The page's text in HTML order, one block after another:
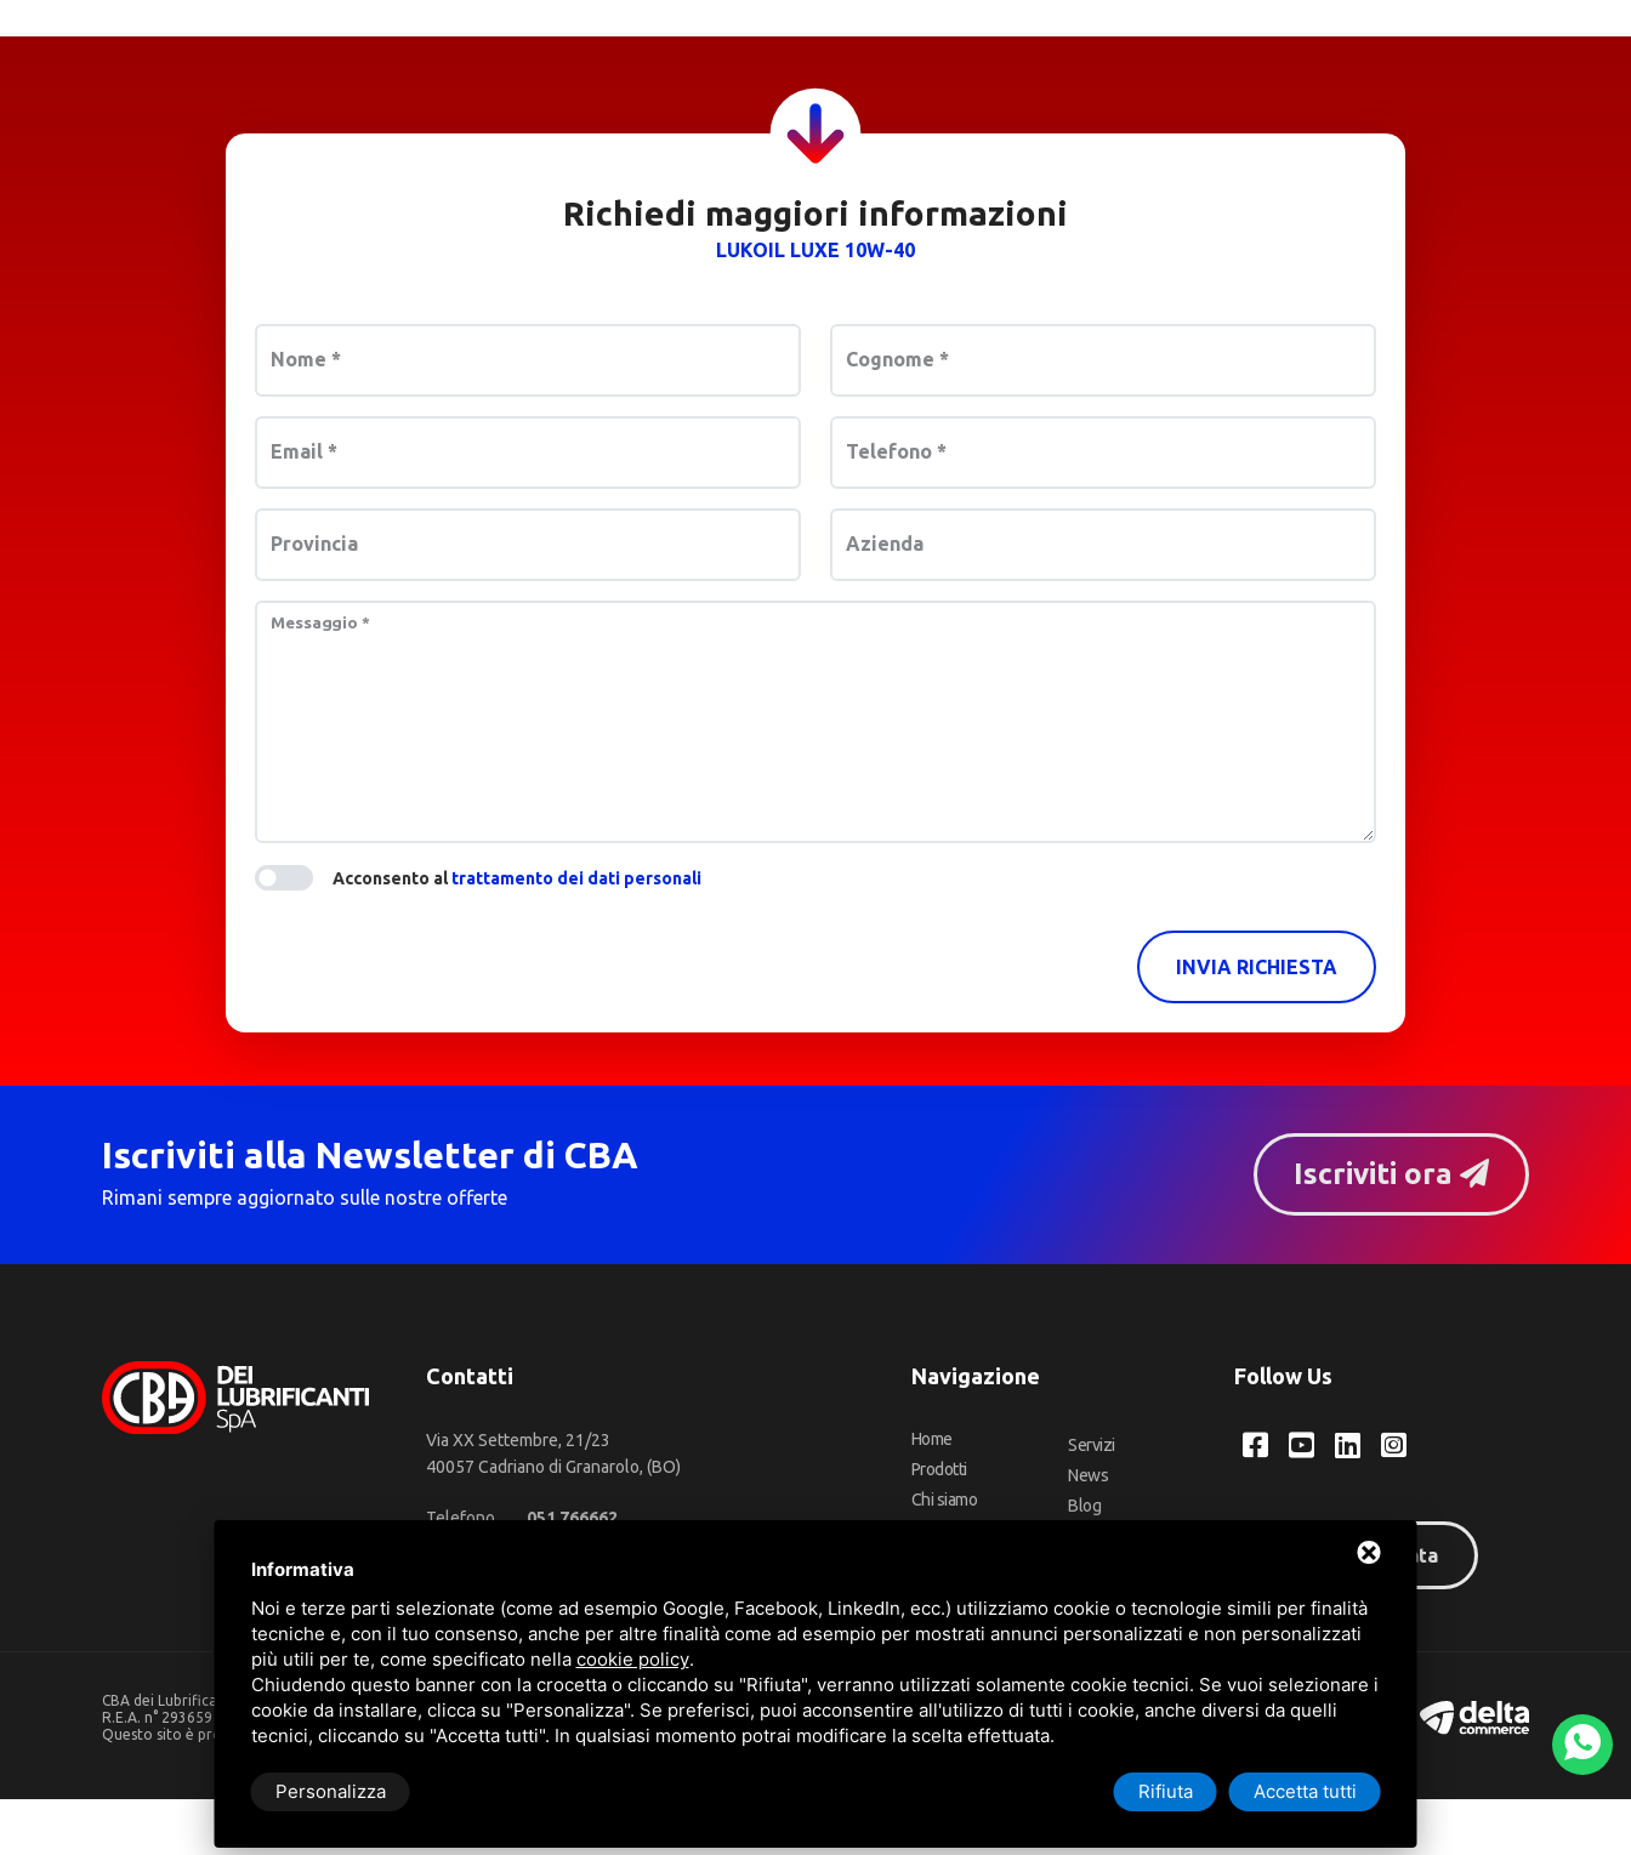
Richiedi maggiori informazioni
LUKOIL LUXE 10W-40
Nome * Cognome *
Email * Telefono *
Provincia Azienda
Messaggio *
Acconsento altrattamento dei dati personali
INVIA RICHIESTA
Iscriviti alla Newsletter di CBA
Rimani sempre aggiornato sulle nostre offerte
Iscriviti ora
Contatti
Via XX Settembre, 21/23
40057 Cadriano di Granarolo, (BO)
Telefono
051 766662
Navigazione
Home
Prodotti
Chi siamo
Servizi
News
Blog
Follow Us
Area riservata
CBA dei Lubrificanti Spa - P. IVA 00624811204 - Codice fiscale 03472740376
R.E.A. n° 293659 - REG. IMPRESE BO Capitale Sociale €. 120.000 int. versati -Sitemap
Questo sito è protetto da Google reCAPTCHA v3,Privacy Policye Termini di serviziodi Google
Informativa
Noi e terze parti selezionate (come ad esempio Google, Facebook, LinkedIn, ecc.) utilizziamo cookie o tecnologie simili per finalità
tecniche e, con il tuo consenso, anche per altre finalità come ad esempio per mostrati annunci personalizzati e non personalizzati
più utili per te, come specificato nella cookie policy.
Chiudendo questo banner con la crocetta o cliccando su "Rifiuta", verranno utilizzati solamente cookie tecnici. Se vuoi selezionare i
cookie da installare, clicca su "Personalizza". Se preferisci, puoi acconsentire all'utilizzo di tutti i cookie, anche diversi da quelli
tecnici, cliccando su "Accetta tutti". In qualsiasi momento potrai modificare la scelta effettuata.
Personalizza Rifiuta Accetta tutti